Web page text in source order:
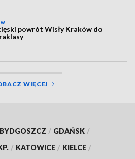
powrót Wisły Kraków do
WIĘCEJ
BYDGOSZCZ / GDAŃSK /
/ KATOWICE / KIELCE /